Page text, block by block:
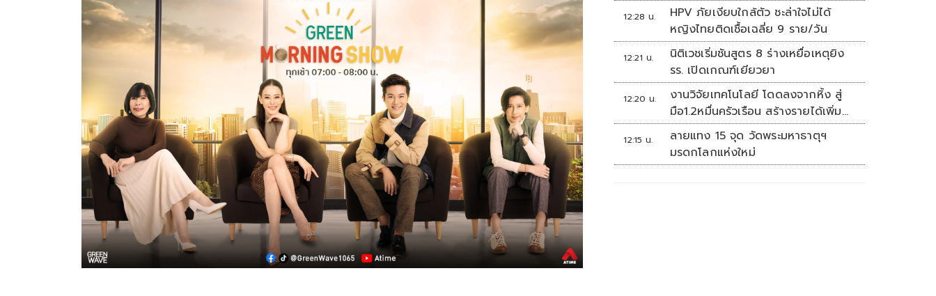
ยกฯ
12:28 น.
HPV ภัยเงียบใกล้ตัว ชะล่าใจไม่ได้
หญิงไทยติดเชื้อเฉลี่ย 9 ราย/วัน
12:21 น.
นิติเวชเริ่มชันสูตร 8 ร่างเหยื่อเหตุยิง
รร. เปิดเกณฑ์เยียวยา
12:20 น.
งานวิจัยเทคโนโลยี โดดลงจากหิ้ง สู่
มือ1.2หมื่นครัวเรือน สร้างรายได้เพิ่ม
ทุกเดือน
12:15 น.
ลายแทง 15 จุด วัดพระมหาธาตุฯ
มรดกโลกแห่งใหม่